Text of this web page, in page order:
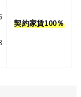
契約家賃100％